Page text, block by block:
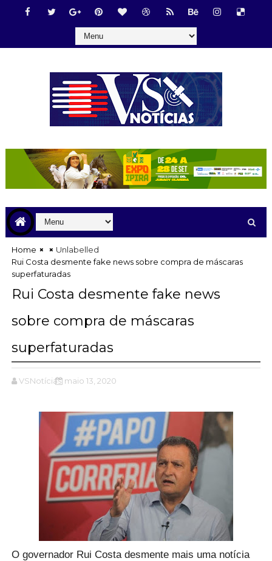
Home
Unlabelled
Rui Costa desmente fake news sobre compra de máscaras
superfaturadas
Rui Costa desmente fake news
sobre compra de máscaras
superfaturadas
VSNotícias maio 13, 2020
O governador Rui Costa desmente mais uma notícia